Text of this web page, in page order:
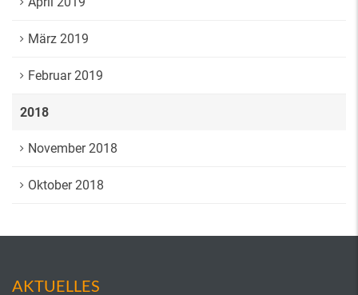
März 2019
Februar 2019
2018
November 2018
Oktober 2018
AKTUELLES